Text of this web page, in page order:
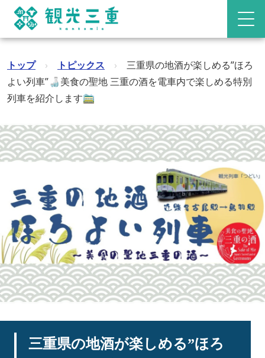
トップ › トピックス ›
三重県の地酒が楽しめる”ほろ
よい列車”🍶美食の聖地 三重の酒を電車内で楽しめる特別
列車を紹介します🚞
三重県の地酒が楽しめる”ほろ